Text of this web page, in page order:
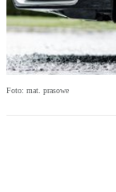
Foto: mat. prasowe